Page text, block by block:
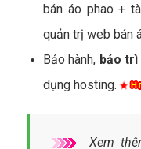
bán áo phao +
quản trị web bán
Bảo hành, bảo
dụng hosting.
Xem